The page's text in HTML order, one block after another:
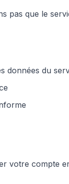
pas que le
données du
votre compte